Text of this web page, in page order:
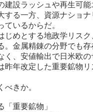
建設ラッシュや再生可
する一方、資源ナショ
ているからだ。
じめとする地政学リス
。金属精錬の分野でも存
く、安値輸出で日米欧
昨年改定した重要鉱物
べきか。
「重要鉱物」